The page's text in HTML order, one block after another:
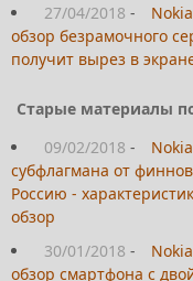
27/04/2018 -
обзор безрамочного
получит вырез в
Старые материалы
09/02/2018 -
субфлагмана от
Россию -
обзор
30/01/2018 -
обзор смартфона с